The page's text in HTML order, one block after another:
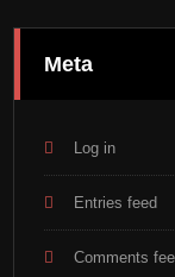
Meta
Log in
Entries feed
Comments